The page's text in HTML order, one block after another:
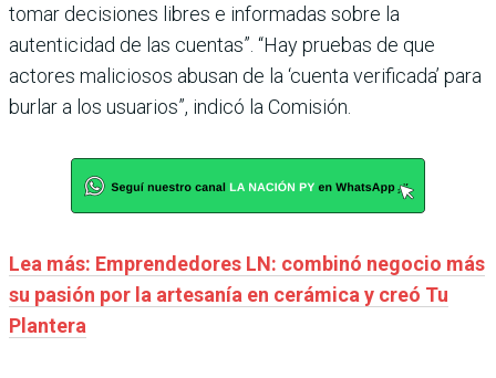
tomar decisiones libres e informadas sobre la
autenticidad de las cuentas”. “Hay pruebas de que
actores maliciosos abusan de la ‘cuenta verificada’ para
burlar a los usuarios”, indicó la Comisión.
Lea más: Emprendedores LN: combinó negocio más
su pasión por la artesanía en cerámica y creó Tu
Plantera